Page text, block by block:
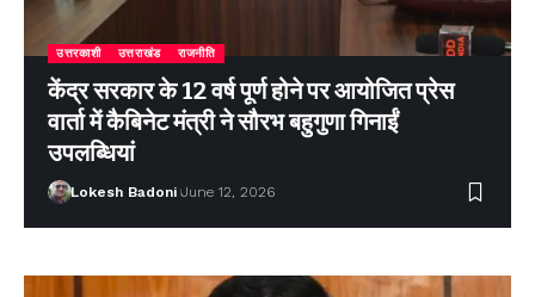
उत्तरकाशी उत्तराखंड राजनीति
केंद्र सरकार के 12 वर्ष पूर्ण होने पर आयोजित प्रेस
वार्ता में कैबिनेट मंत्री ने सौरभ बहुगुणा गिनाईं
उपलब्धियां
Lokesh Badoni June 12, 2026